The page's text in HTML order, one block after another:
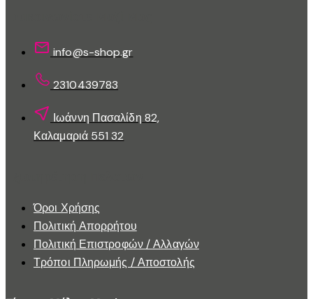
του
info@s-shop.gr
2310439783
Ιωάννη Πασαλίδη 82,
Καλαμαριά 551 32
Όροι Χρήσης
Πολιτική Απορρήτου
Πολιτική Επιστροφών / Αλλαγών
Τρόποι Πληρωμής / Αποστολής